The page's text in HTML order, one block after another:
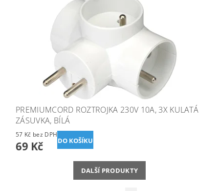
PREMIUMCORD ROZTROJKA 230V 10A, 3X KULATÁ
ZÁSUVKA, BÍLÁ
57 Kč bez DPH
69 Kč
DALŠÍ PRODUKTY